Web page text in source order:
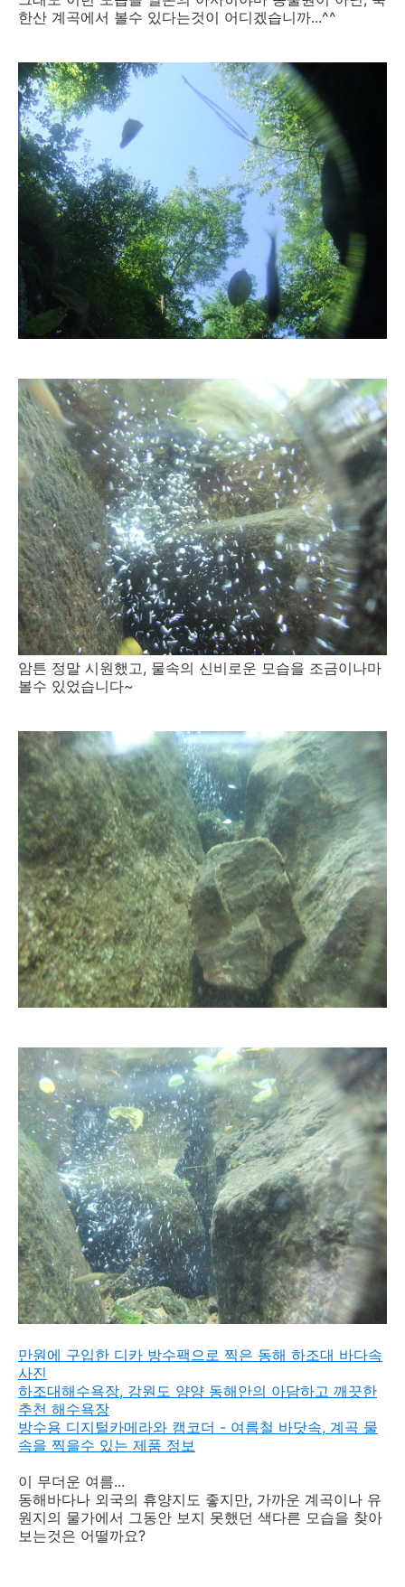
한산 계곡에서 볼수 있다는것이 어디겠습니까...^^
암튼 정말 시원했고, 물속의 신비로운 모습을 조금이나마
볼수 있었습니다~
만원에 구입한 디카 방수팩으로 찍은 동해 하조대 바다속
사진
하조대해수욕장, 강원도 양양 동해안의 아담하고 깨끗한
추천 해수욕장
방수용 디지털카메라와 캠코더 - 여름철 바닷속, 계곡 물
속을 찍을수 있는 제품 정보
이 무더운 여름...
동해바다나 외국의 휴양지도 좋지만, 가까운 계곡이나 유
원지의 물가에서 그동안 보지 못했던 색다른 모습을 찾아
보는것은 어떨까요?